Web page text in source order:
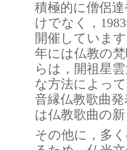
積極的に僧侶
けでなく，
開催していま
年には仏教の
らは，開祖星
な方法によっ
音縁仏教歌曲
は仏教歌曲の
その他に，多